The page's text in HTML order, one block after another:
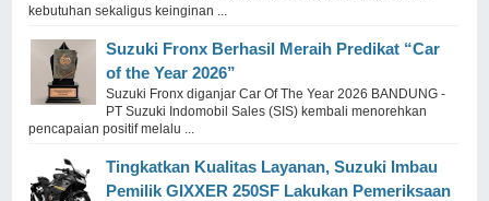
kebutuhan sekaligus keinginan ...
Suzuki Fronx Berhasil Meraih Predikat “Car
of the Year 2026”
Suzuki Fronx diganjar Car Of The Year 2026 BANDUNG -
PT Suzuki Indomobil Sales (SIS) kembali menorehkan
pencapaian positif melalu ...
Tingkatkan Kualitas Layanan, Suzuki Imbau
Pemilik GIXXER 250SF Lakukan Pemeriksaan